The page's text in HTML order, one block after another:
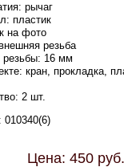
рычаг
пластик
на фото
резьба
резьбы: 16 мм
кран, прокладка,
2 шт.
010340(6)
Цена: 450 руб.